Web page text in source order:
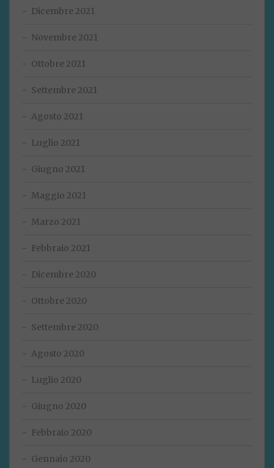
Dicembre 2021
Novembre 2021
Ottobre 2021
Settembre 2021
Agosto 2021
Luglio 2021
Giugno 2021
Maggio 2021
Marzo 2021
Febbraio 2021
Dicembre 2020
Ottobre 2020
Settembre 2020
Agosto 2020
Luglio 2020
Giugno 2020
Febbraio 2020
Gennaio 2020